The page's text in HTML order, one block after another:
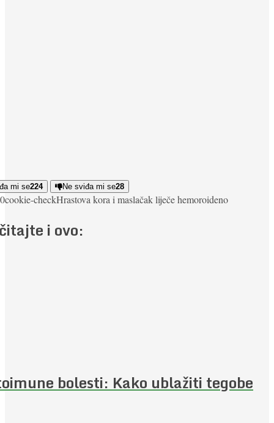
mi se224 Ne sviđa mi se28
0cookie-checkHrastova kora i maslačak liječe hemoroideno
i ovo:
bolesti: Kako ublažiti tegobe